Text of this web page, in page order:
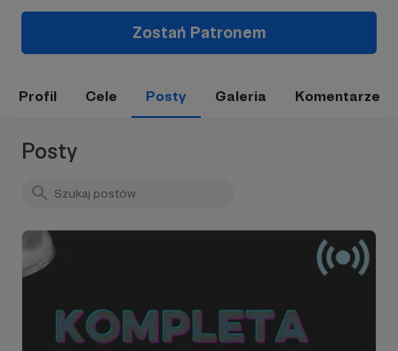
Zostań Patronem
Profil Cele Posty Galeria Komentarze
Posty